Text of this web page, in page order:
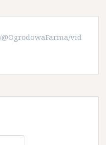
vid